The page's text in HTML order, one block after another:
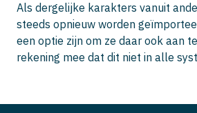
Als dergelijke karakters vanuit
steeds opnieuw worden
een optie zijn om ze daar ook aan
rekening mee dat dit niet in alle